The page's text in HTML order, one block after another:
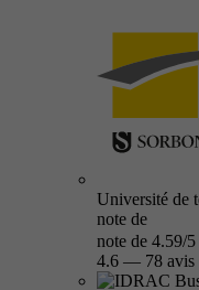
Université de
note de
note de 4.59/5
4.6 — 78 avis